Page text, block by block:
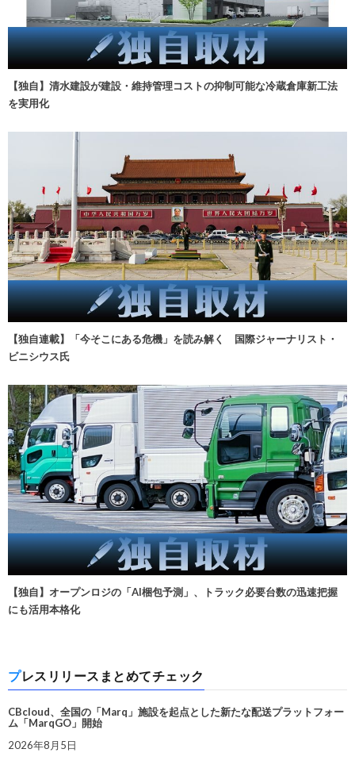
【独自】清水建設が建設・維持管理コストの抑制可能な冷蔵倉庫新工法
を実用化
【独自連載】「今そこにある危機」を読み解く 国際ジャーナリスト・
ビニシウス氏
【独自】オープンロジの「AI梱包予測」、トラック必要台数の迅速把握
にも活用本格化
プレスリリースまとめてチェック
CBcloud、全国の「Marq」施設を起点とした新たな配送プラットフォー
ム「MarqGO」開始
2026年8月5日